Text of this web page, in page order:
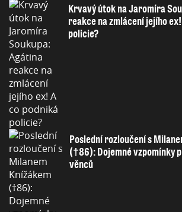
Krvavý útok na Jaromíra
reakce na zmlácení jejího
policie?
Poslední rozloučení s
(†86): Dojemné vzpomínky
věnců